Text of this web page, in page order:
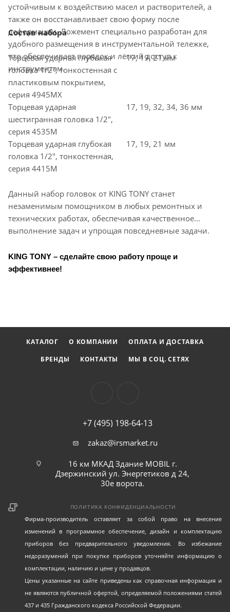
устойчивым к воздействию масел и растворителей, а
также он восстанавливает свою форму после
деформации. Ложемент специально разработан для
удобного размещения в инструментальной тележке,
что обеспечивает порядок и лёгкий доступ к
инструментам.
Состав набора
Торцевая ударная глубокая
головка 1/2", тонкостенная с
пластиковым покрытием,
серия 4945MX
17, 19, 21 мм
Торцевая ударная
шестигранная головка 1/2",
серия 4535M
17, 19, 32, 34, 36 мм
Торцевая ударная глубокая
головка 1/2", тонкостенная,
серия 4415M
17, 19, 21 мм
Данный набор головок от KING TONY станет
незаменимым помощником в любых ремонтных и
технических работах, обеспечивая качественное
выполнение задач и упрощая повседневные задачи.
KING TONY – сделайте свою работу проще и
эффективнее!
КАТАЛОГ О КОМПАНИИ
ОПЛАТА И ДОСТАВКА
БРЕНДЫ
КОНТАКТЫ МЫ В СОЦ. СЕТЯХ
+7 (495) 198-64-13
zakaz@irsmarket.ru
16 км МКАД Здание MOBIL г.
Дзержинский ул. Энергетиков д 24,
30е ворота.
ПОЛИТИКА КОНФИДЕНЦИАЛЬНОСТИ
Фирма-производитель оставляет за собой право на внесение
изменений в программное обеспечение, дизайн и комплектацию
приборов без предварительного уведомления. Во избежание
недоразумений при покупке приборов уточняйте информацию о
комплектации, наличию и цене у продавцов.
Цены указанные на сайте приведены как справочная информация и
не являются публичной офертой, определяемой положениями статей
437 и 435 Гражданского кодекса Российской Федерации.